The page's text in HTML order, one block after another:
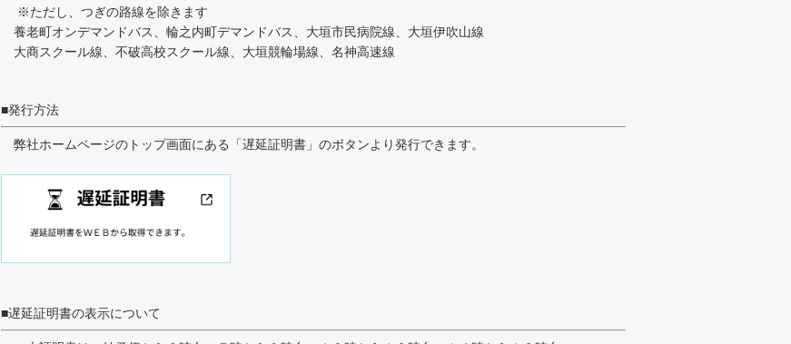
※ただし、つぎの路線を除きます
養老町オンデマンドバス、輪之内町デマンドバス、大垣市民病院線、大垣伊吹山線
大商スクール線、不破高校スクール線、大垣競輪場線、名神高速線
■発行方法
弊社ホームページのトップ画面にある「遅延証明書」のボタンより発行できます。
■遅延証明書の表示について